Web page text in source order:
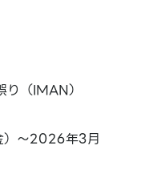
（IMAN）
～2026年3月